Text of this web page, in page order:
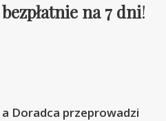
bezpłatnie na 7 dni!
Doradca przeprowadzi